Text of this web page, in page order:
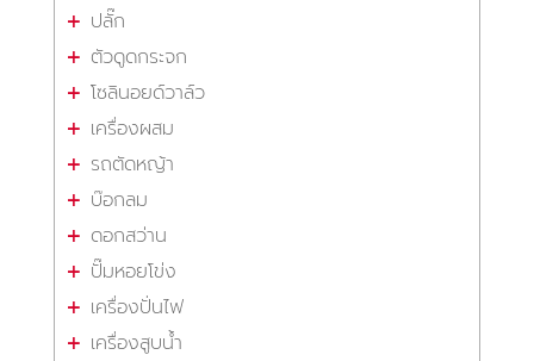
ปลั๊ก
ตัวดูดกระจก
โซลินอยด์วาล์ว
เครื่องผสม
รถตัดหญ้า
บ๊อกลม
ดอกสว่าน
ปั๊มหอยโข่ง
เครื่องปั่นไฟ
เครื่องสูบน้ำ